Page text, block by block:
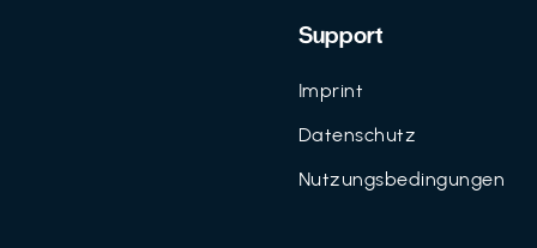
Support
Imprint
Datenschutz
Nutzungsbedingungen